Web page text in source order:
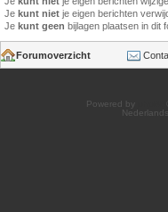
Je kunt niet je eigen berichten
Je kunt geen bijlagen plaatsen in dit
Forumoverzicht
Powered by